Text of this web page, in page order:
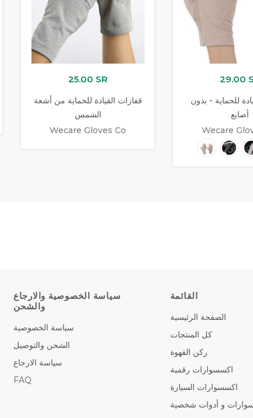
25.00 SR
قفازات القيادة للحماية من أشعة
الشمس
Wecare Gloves Co
29.00
للحماية - بدون
أصابع
Wecare
سياسة الخصوصية والارجاع
والشحن
سياسة الخصوصية
الشحن والتوصيل
سياسة الارجاع
FAQ
القائمة
الصفحة الرئيسية
كل المنتجات
ركن القهوة
اكسسوارات رقمية
اكسسوارات السيارة
و أدوات شخصية